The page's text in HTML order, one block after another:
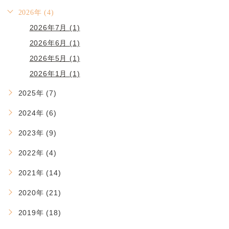
2026年 (4)
2026年7月 (1)
2026年6月 (1)
2026年5月 (1)
2026年1月 (1)
2025年 (7)
2024年 (6)
2023年 (9)
2022年 (4)
2021年 (14)
2020年 (21)
2019年 (18)